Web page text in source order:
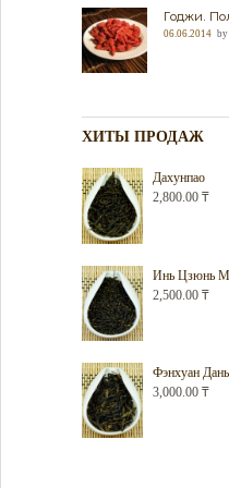
Годжи.
06.06.2014 by
ХИТЫ ПРОДАЖ
Дахунпао
2,800.00 ₸
Инь Цзюнь
2,500.00 ₸
Фэнхуан
3,000.00 ₸